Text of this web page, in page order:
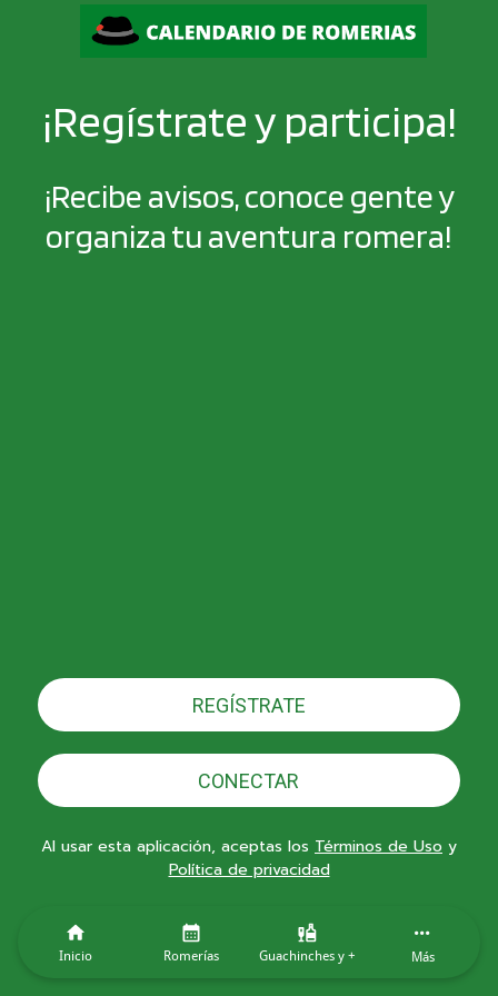
¡Regístrate y participa!
¡Recibe avisos, conoce gente y
organiza tu aventura romera!
REGÍSTRATE
CONECTAR
Al usar esta aplicación, aceptas los Términos de Uso y
Política de privacidad
Inicio Romerías Guachinches y + Más